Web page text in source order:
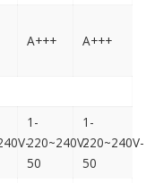
A+++ A+++
1-
220~240V-
50
1-
220~240V-
50